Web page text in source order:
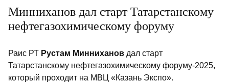
Минниханов дал старт Татарстанскому
нефтегазохимическому форуму
Раис РТ Рустам Минниханов дал старт
Татарстанскому нефтегазохимическому форуму-2025,
который проходит на МВЦ «Казань Экспо».